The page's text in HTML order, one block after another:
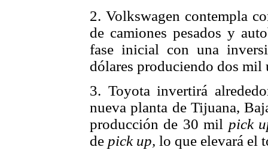
2. Volkswagen contempla
de camiones pesados y
fase inicial con una
dólares produciendo dos mil
3. Toyota invertirá
nueva planta de Tijuana,
producción de 30 mil pick
de pick up, lo que elevará el